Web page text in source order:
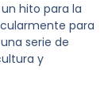
hito para la
para
serie de
y